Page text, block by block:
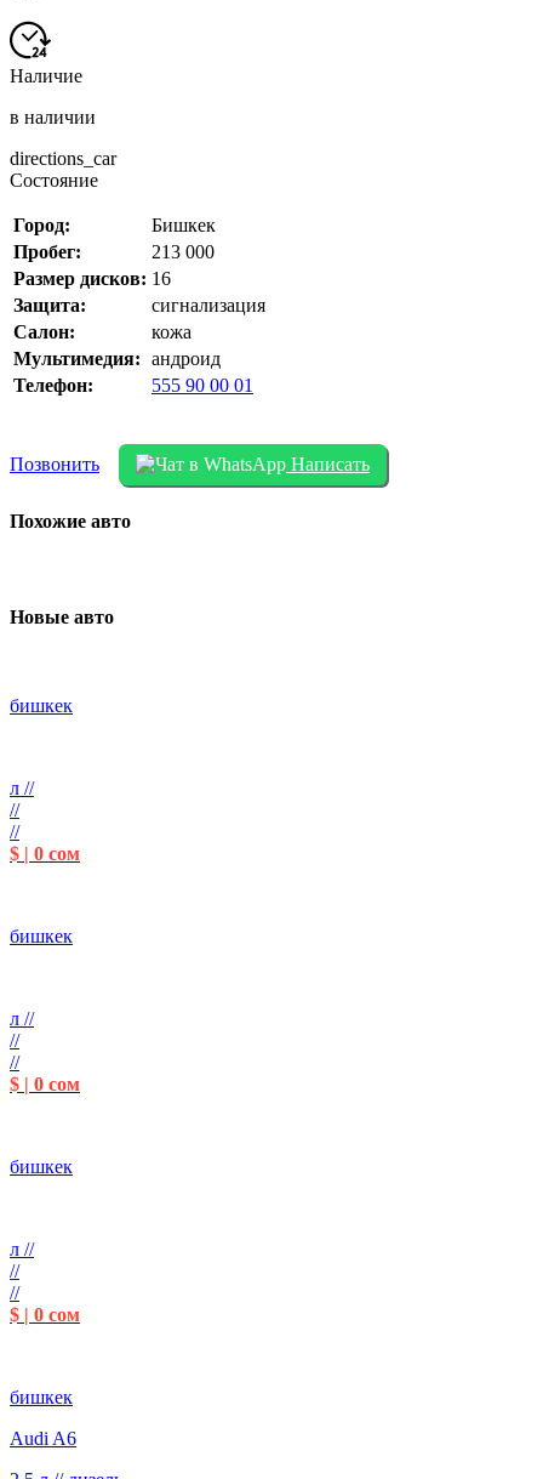
Наличие
в наличии
directions_car
Состояние
Город:
Бишкек
Пробег:
213 000
Размер дисков: 16
Защита:
сигнализация
Салон:
кожа
Мультимедия: андроид
Телефон:
555 90 00 01
Позвонить Написать
Похожие авто
Новые авто
бишкек
л //
//
//
$ | 0 сом
бишкек
л //
//
//
$ | 0 сом
бишкек
л //
//
//
$ | 0 сом
бишкек
Audi A6